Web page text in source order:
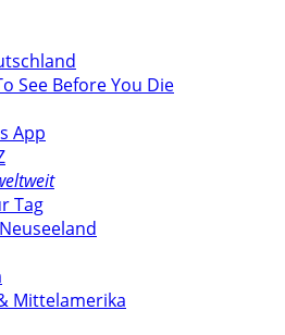
See Before You Die
App
Tag
Mittelamerika